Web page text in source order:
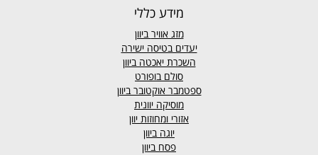
מידע כללי
מזג אווירביוון
יעדים בטיסה ישירה
השכרת יאכטה ביוון
סולם בופורט
ספטמבר אוקטובר ביוון
מוסיקה יוונית
אזורי ומחוזות יוון
יוגה ביוון
פסח ביוון